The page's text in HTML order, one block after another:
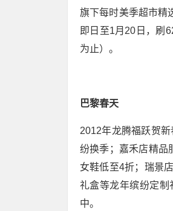
旗下每时美季超市精
即日至1月20日，刷
为止）。
巴黎春天
2012年龙腾福跃贺
纷换季；嘉禾店精品
女鞋低至4折；瑞景
礼盒等龙年缤纷定
中。